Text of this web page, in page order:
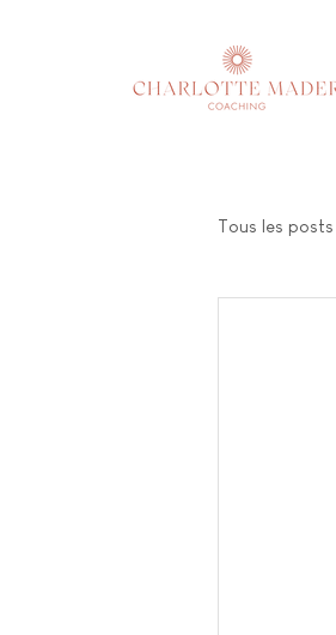
Tous les posts